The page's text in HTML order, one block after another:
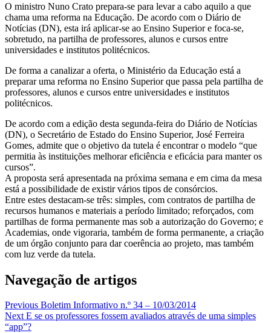
O ministro Nuno Crato prepara-se para levar a cabo aquilo a que
chama uma reforma na Educação. De acordo com o Diário de
Notícias (DN), esta irá aplicar-se ao Ensino Superior e foca-se,
sobretudo, na partilha de professores, alunos e cursos entre
universidades e institutos politécnicos.
De forma a canalizar a oferta, o Ministério da Educação está a
preparar uma reforma no Ensino Superior que passa pela partilha de
professores, alunos e cursos entre universidades e institutos
politécnicos.
De acordo com a edição desta segunda-feira do Diário de Notícias
(DN), o Secretário de Estado do Ensino Superior, José Ferreira
Gomes, admite que o objetivo da tutela é encontrar o modelo “que
permitia às instituições melhorar eficiência e eficácia para manter os
cursos”.
A proposta será apresentada na próxima semana e em cima da mesa
está a possibilidade de existir vários tipos de consórcios.
Entre estes destacam-se três: simples, com contratos de partilha de
recursos humanos e materiais a período limitado; reforçados, com
partilhas de forma permanente mas sob a autorização do Governo; e
Academias, onde vigoraria, também de forma permanente, a criação
de um órgão conjunto para dar coerência ao projeto, mas também
com luz verde da tutela.
Navegação de artigos
Previous Boletim Informativo n.º 34 – 10/03/2014
Next E se os professores fossem avaliados através de uma simples
“app”?